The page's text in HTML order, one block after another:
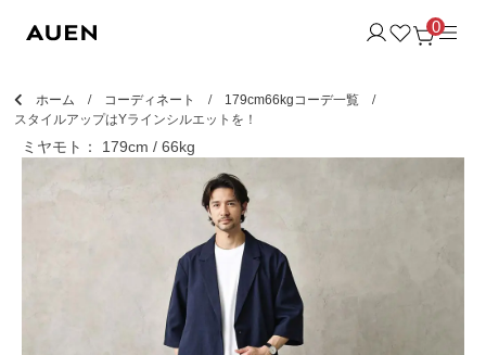
0
ホーム コーディネート
179cm66kgコーデ一覧
スタイルアップはYラインシルエットを！
ミヤモト： 179cm / 66kg